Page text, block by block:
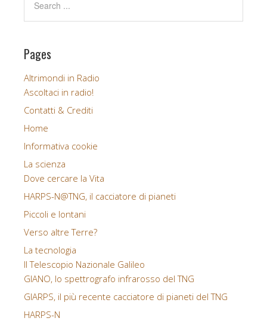
Pages
Altrimondi in Radio
Ascoltaci in radio!
Contatti & Crediti
Home
Informativa cookie
La scienza
Dove cercare la Vita
HARPS-N@TNG, il cacciatore di pianeti
Piccoli e lontani
Verso altre Terre?
La tecnologia
Il Telescopio Nazionale Galileo
GIANO, lo spettrografo infrarosso del TNG
GIARPS, il più recente cacciatore di pianeti del TNG
HARPS-N